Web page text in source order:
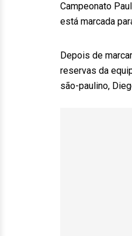
Campeonato
está marcada
Depois de
reservas da
são-paulino,